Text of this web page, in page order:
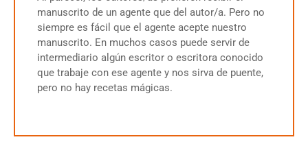
manuscrito de un agente que del autor/a. Pero no
siempre es fácil que el agente acepte nuestro
manuscrito. En muchos casos puede servir de
intermediario algún escritor o escritora conocido
que trabaje con ese agente y nos sirva de puente,
pero no hay recetas mágicas.